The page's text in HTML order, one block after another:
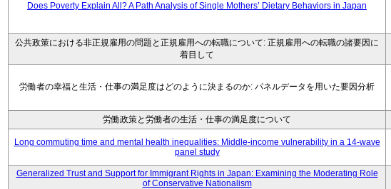
Does Poverty Explain All? A Path Analysis of Single Mothers’ Dietary Behaviors in Japan
公共政策における非正規雇用の問題と正規雇用への転職について: 正規雇用への転職の諸要因に
着目して
労働者の幸福と生活・仕事の満足度はどのように決まるのか: パネルデータを用いた要因分析
労働政策と労働者の生活・仕事の満足度について
Long commuting time and mental health inequalities: Middle-income vulnerability in a 14-wave
panel study
Generalized Trust and Support for Immigrant Rights in Japan: Examining the Moderating Role
of Conservative Nationalism